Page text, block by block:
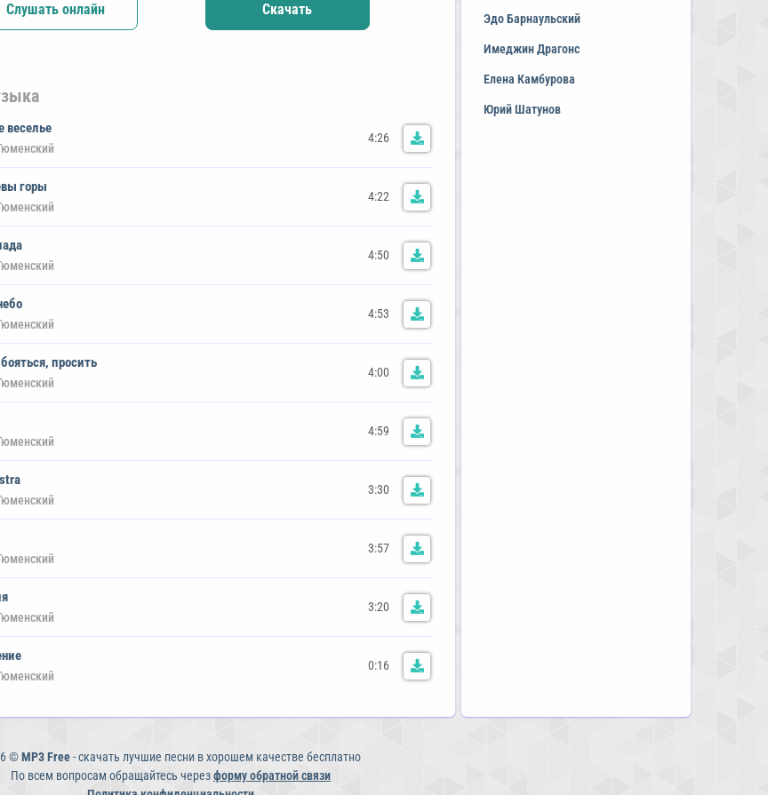
Слушать онлайн Скачать
веселье
4:26
горы
4:22
4:50
4:53
просить
4:00
4:59
3:30
3:57
3:20
0:16
Эдо Барнаульский
Имеджин Драгонс
Елена Камбурова
Юрий Шатунов
©MP3 Free- скачать лучшие песни в хорошем качестве бесплатно
По всем вопросам обращайтесь черезформу обратной связи